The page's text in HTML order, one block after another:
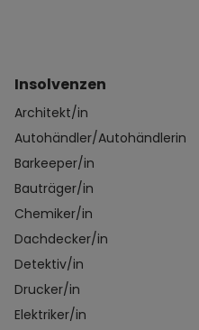
Insolvenzen
Architekt/in
Autohändler/Autohändlerin
Barkeeper/in
Bauträger/in
Chemiker/in
Dachdecker/in
Detektiv/in
Drucker/in
Elektriker/in